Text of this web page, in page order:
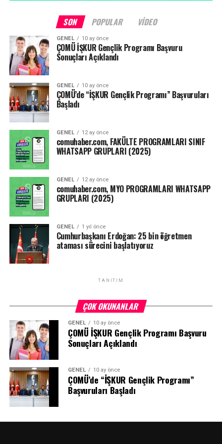
seçmeli çevrimiçi sınavlar, ödevler, çevrimiçi kısa sınavlar,
projeler, Öğrenme Yönetim Sistemi (ÖYS) etkinlikleri, ÖYS
kullanım analitikleri ve benzeri uygulamaların
kullanılabilmesine,
Yarıyıl sonu, tek ders, tez izleme, yeterlilik sınavı gibi
sınavların ise ne zaman ve nasıl yapılacağının
yükseköğretim kurumlarının yetkili kurulları tarafından
belirlenmesine karar verilmiştir.”
Kaynak: ensonhaber.com
Facebook
Mastodon
EmailShare
SON POPULAR VIDEO
GENEL 10 ay önce
ÇOMÜ İŞKUR Gençlik Programı Başvuru
Sonuçları Açıklandı
GENEL 10 ay önce
ÇOMÜ’de “İŞKUR Gençlik Programı” Başvuruları
Başladı
GENEL 12 ay önce
comuhaber.com, FAKÜLTE PROGRAMLARI SINIF
WHATSAPP GRUPLARI (2025)
GENEL 12 ay önce
comuhaber.com, MYO PROGRAMLARI WHATSAPP
GRUPLARI (2025)
GENEL 1 yıl önce
Cumhurbaşkanı Erdoğan: 25 bin öğretmen
ataması sürecini başlatıyoruz
TANITIM
ÇOK OKUNANLAR
GENEL 10 ay önce
ÇOMÜ İŞKUR Gençlik Programı Başvuru
Sonuçları Açıklandı
GENEL 10 ay önce
ÇOMÜ’de “İŞKUR Gençlik Programı”
Başvuruları Başladı